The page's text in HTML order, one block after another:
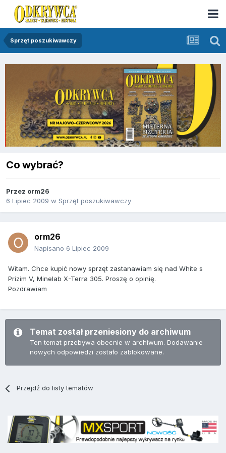
Sprzęt poszukiwawczy
Co wybrać?
Przez orm26
6 Lipiec 2009 w Sprzęt poszukiwawczy
orm26
Napisano 6 Lipiec 2009
Witam. Chce kupić nowy sprzęt zastanawiam się nad White s
Prizim V, Minelab X-Terra 305. Proszę o opinię.
Pozdrawiam
Temat został przeniesiony do archiwum
Ten temat przebywa obecnie w archiwum. Dodawanie
nowych odpowiedzi zostało zablokowane.
Przejdź do listy tematów